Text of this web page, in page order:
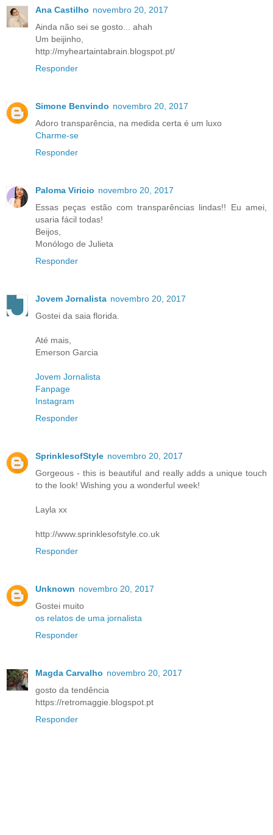
Ana Castilho novembro 20, 2017
Ainda não sei se gosto... ahah
Um beijinho,
http://myheartaintabrain.blogspot.pt/
Responder
Simone Benvindo novembro 20, 2017
Adoro transparência, na medida certa é um luxo
Charme-se
Responder
Paloma Viricio novembro 20, 2017
Essas peças estão com transparências lindas!! Eu amei,
usaria fácil todas!
Beijos,
Monólogo de Julieta
Responder
Jovem Jornalista novembro 20, 2017
Gostei da saia florida.
Até mais,
Emerson Garcia
Jovem Jornalista
Fanpage
Instagram
Responder
SprinklesofStyle novembro 20, 2017
Gorgeous - this is beautiful and really adds a unique touch
to the look! Wishing you a wonderful week!
Layla xx
http://www.sprinklesofstyle.co.uk
Responder
Unknown novembro 20, 2017
Gostei muito
os relatos de uma jornalista
Responder
Magda Carvalho novembro 20, 2017
gosto da tendência
https://retromaggie.blogspot.pt
Responder